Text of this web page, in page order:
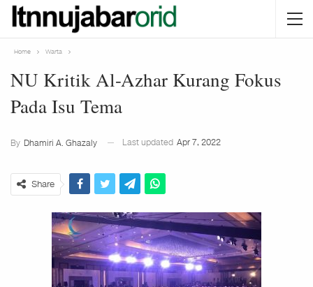
Home Warta
NU Kritik Al-Azhar Kurang Fokus
Pada Isu Tema
By Dhamiri A. Ghazaly Last updated Apr 7, 2022
Share